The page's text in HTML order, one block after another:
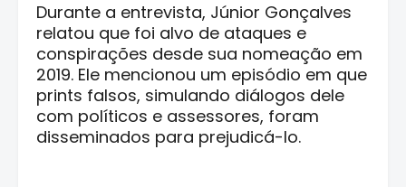
Durante a entrevista, Júnior Gonçalves
relatou que foi alvo de ataques e
conspirações desde sua nomeação em
2019. Ele mencionou um episódio em que
prints falsos, simulando diálogos dele
com políticos e assessores, foram
disseminados para prejudicá-lo.